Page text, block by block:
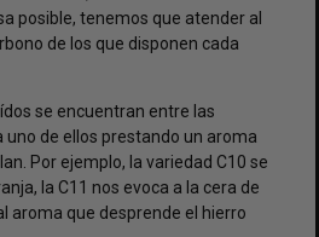
posible, tenemos que atender al
de los que disponen cada
se encuentran entre las
uno de ellos prestando un aroma
Por ejemplo, la variedad C10 se
la C11 nos evoca a la cera de
aroma que desprende el hierro